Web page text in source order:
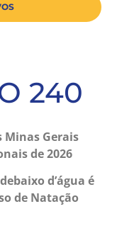
240
Minas Gerais
de 2026
d’água é
de Natação